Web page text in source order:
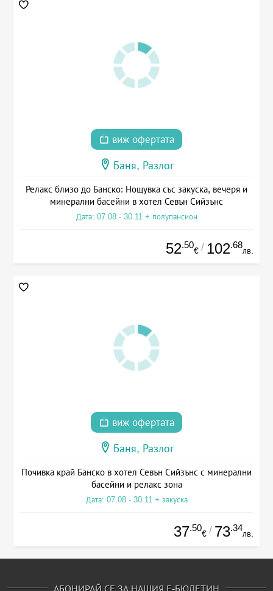
виж офертата
Баня, Разлог
Релакс близо до Банско: Нощувка със закуска, вечеря и
минерални басейни в хотел Севън Сийзънс
Дата: 07.08 - 30.11 + полупансион
52.50
€ / 102.68
лв.
виж офертата
Баня, Разлог
Почивка край Банско в хотел Севън Сийзънс с минерални
басейни и релакс зона
Дата: 07.08 - 30.11 + закуска
37.50
€ / 73.34
лв.
АБОНИРАЙ СЕ ЗА НАШИЯ Е-БЮЛЕТИН